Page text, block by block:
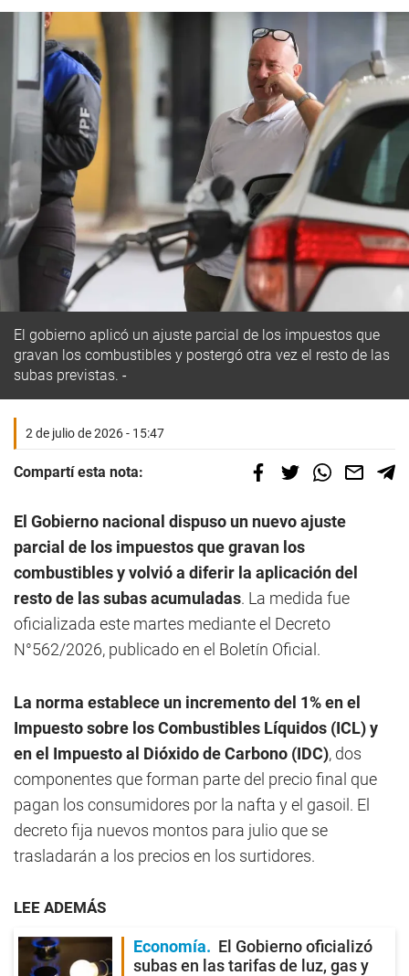
El gobierno aplicó un ajuste parcial de los impuestos que
gravan los combustibles y postergó otra vez el resto de las
subas previstas.
2 de julio de 2026 - 15:47
Compartí esta nota:
El Gobierno nacional dispuso un nuevo ajuste
parcial de los impuestos que gravan los
combustibles y volvió a diferir la aplicación del
resto de las subas acumuladas. La medida fue
oficializada este martes mediante el Decreto
N°562/2026, publicado en el Boletín Oficial.
La norma establece un incremento del 1% en el
Impuesto sobre los Combustibles Líquidos (ICL) y
en el Impuesto al Dióxido de Carbono (IDC), dos
componentes que forman parte del precio final que
pagan los consumidores por la nafta y el gasoil. El
decreto fija nuevos montos para julio que se
trasladarán a los precios en los surtidores.
LEE ADEMÁS
Economía
El Gobierno oficializó
subas en las tarifas de luz, gas y